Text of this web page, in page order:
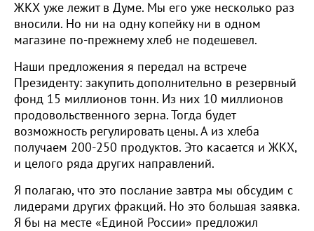
ЖКХ уже лежит в Думе. Мы его уже несколько раз
вносили. Но ни на одну копейку ни в одном
магазине по-прежнему хлеб не подешевел.
Наши предложения я передал на встрече
Президенту: закупить дополнительно в резервный
фонд 15 миллионов тонн. Из них 10 миллионов
продовольственного зерна. Тогда будет
возможность регулировать цены. А из хлеба
получаем 200-250 продуктов. Это касается и ЖКХ,
и целого ряда других направлений.
Я полагаю, что это послание завтра мы обсудим с
лидерами других фракций. Но это большая заявка.
Я бы на месте «Единой России» предложил